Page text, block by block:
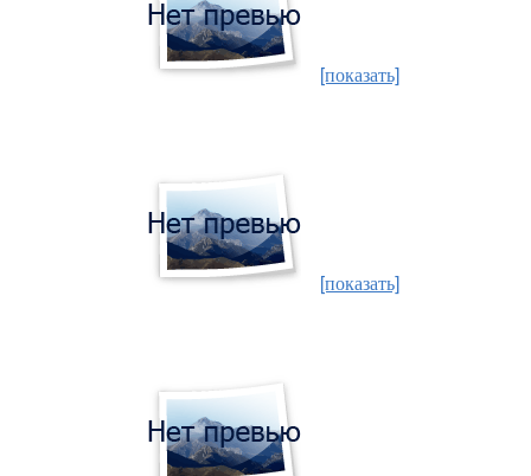
[показать]
[показать]